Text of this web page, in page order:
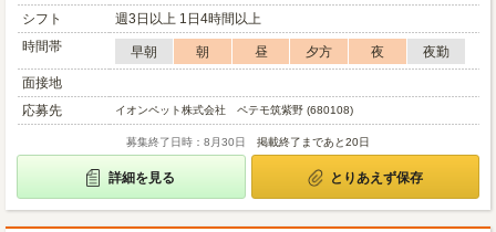
シフト
週3日以上 1日4時間以上
時間帯
早朝 朝 昼 夕方 夜
夜勤
面接地
応募先
イオンペット株式会社 ペテモ筑紫野 (680108)
募集終了日時：8月30日 掲載終了まであと20日
詳細を見る とりあえず保存